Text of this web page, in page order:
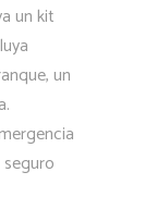
un kit
un